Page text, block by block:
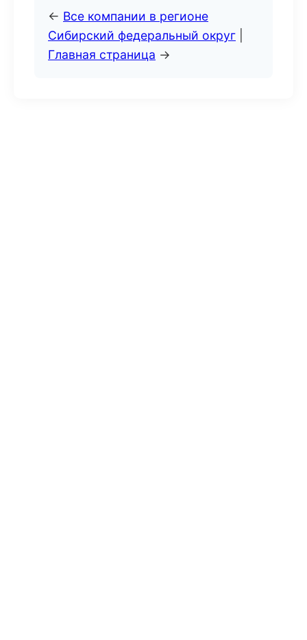
← Все компании в регионе
Сибирский федеральный округ
Главная страница →